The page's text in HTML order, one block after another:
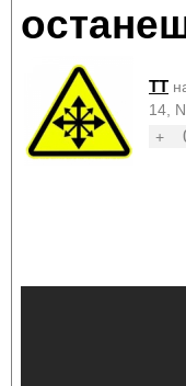
TT
14,
+